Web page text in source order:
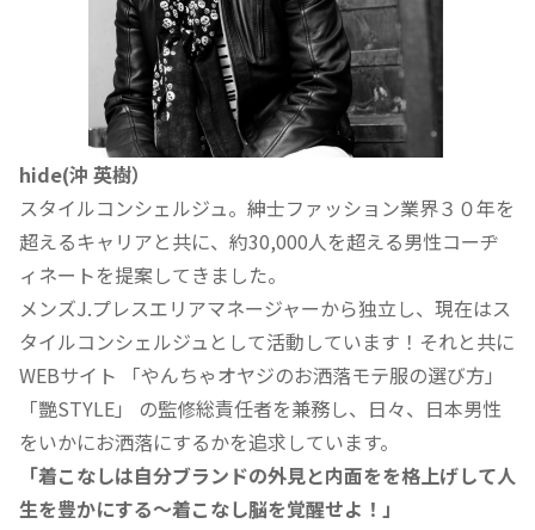
hide(沖 英樹）
スタイルコンシェルジュ。紳士ファッション業界３０年を
超えるキャリアと共に、約30,000人を超える男性コーヂ
ィネートを提案してきました。
メンズJ.プレスエリアマネージャーから独立し、現在はス
タイルコンシェルジュとして活動しています！それと共に
WEBサイト 「やんちゃオヤジのお洒落モテ服の選び方」
「艷STYLE」 の監修総責任者を兼務し、日々、日本男性
をいかにお洒落にするかを追求しています。
「着こなしは自分ブランドの外見と内面をを格上げして人
生を豊かにする〜着こなし脳を覚醒せよ！」